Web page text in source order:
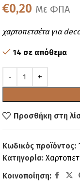
€0,20 Με ΦΠΑ
χαρτοπετσέτα για
14 σε απόθεμα
Προσθήκη στη
Κωδικός προϊόντος:
Κατηγορία:
Κοινοποίηση: